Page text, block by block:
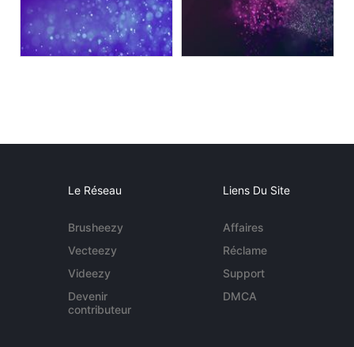
Le Réseau
Brusheezy
Vecteezy
Videezy
Devenir
contributeur
Liens Du Site
Affaires
Réclame
Support
DMCA